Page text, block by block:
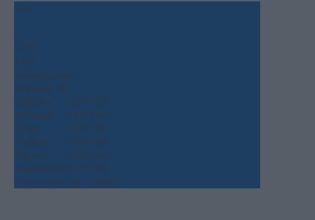
+36
°
C
+37°
+25°
Θεσσαλονίκη
Κυριακή, 09
Σάββατο
+37°+25°
Δευτέρα
+34°+25°
Τρίτη
+36°+26°
Τετάρτη
+38°+26°
Πέμπτη
+34°+26°
Παρασκευή+31°+24°
Πρόγνωση για 7 μέρες